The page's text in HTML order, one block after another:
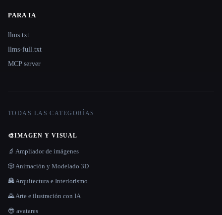
PARA IA
llms.txt
llms-full.txt
MCP server
TODAS LAS CATEGORÍAS
🎨IMAGEN Y VISUAL
🔬 Ampliador de imágenes
🎲 Animación y Modelado 3D
🏯 Arquitectura e Interiorismo
🌄 Arte e ilustración con IA
😎 avatares